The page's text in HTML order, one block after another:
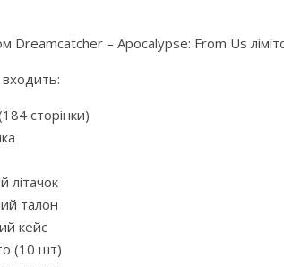
Dreamcatcher – Apocalypse: From Us
сторінки)
літачок
талон
кейс
(10 шт)